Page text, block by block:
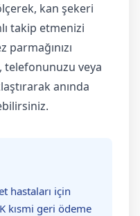
kan şekeri
takip etmenizi
parmağınızı
telefonunuzu veya
anında
hastaları için
kısmi geri ödeme